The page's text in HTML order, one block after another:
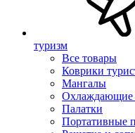
туризм
Все товары
Коврики
Мангалы
Охлаждающие
Палатки
Портативные